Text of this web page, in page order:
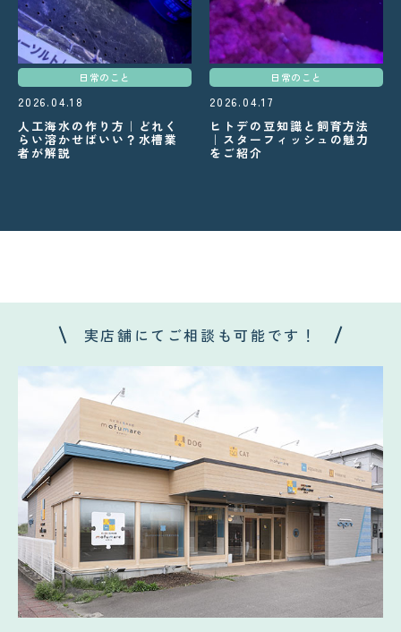
日常のこと
2026.04.18
人工海水の作り方｜どれく
らい溶かせばいい？水槽業
者が解説
日常のこと
2026.04.17
ヒトデの豆知識と飼育方法
｜スターフィッシュの魅力
をご紹介
実店舗にてご相談も可能です！